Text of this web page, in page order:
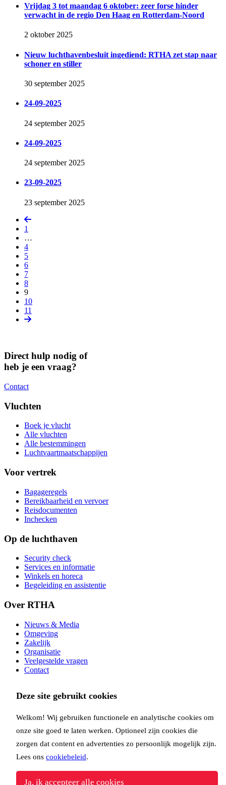
Deze site gebruikt cookies
Welkom! Wij gebruiken functionele en analytische cookies om
onze site goed te laten werken. Optioneel zijn cookies die
zorgen dat content en advertenties zo persoonlijk mogelijk zijn.
Lees ons cookiebeleid.
Ja, ik accepteer alle cookies
Vrijdag 3 tot maandag 6 oktober: zeer forse hinder
verwacht in de regio Den Haag en Rotterdam-Noord
2 oktober 2025
Nieuw luchthavenbesluit ingediend: RTHA zet stap naar
schoner en stiller
30 september 2025
24-09-2025
24 september 2025
24-09-2025
24 september 2025
23-09-2025
23 september 2025
Vorige
1
…
4
5
6
7
8
9
10
11
Volgende
Direct hulp nodig of
heb je een vraag?
Contact
Vluchten
Boek je vlucht
Alle vluchten
Alle bestemmingen
Luchtvaartmaatschappijen
Voor vertrek
Bagageregels
Bereikbaarheid en vervoer
Reisdocumenten
Inchecken
Op de luchthaven
Security check
Services en informatie
Winkels en horeca
Begeleiding en assistentie
Over RTHA
Nieuws & Media
Omgeving
Zakelijk
Organisatie
Veelgestelde vragen
Contact
Copyright Rotterdam Airport B.V. 2026
Disclaimer Cookies
Voorwaarden
Volg ons via: